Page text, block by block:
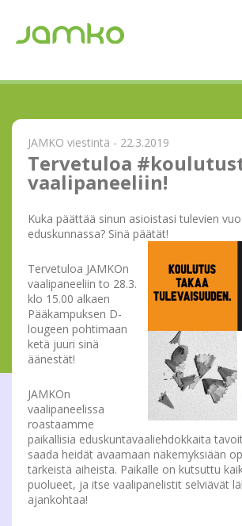
JAMKO viestintä - 22.3.2019
Tervetuloa
vaalipaneeliin!
Kuka päättää sinun asioistasi tulevien
eduskunnassa? Sinä päätät!
Tervetuloa JAMKOn
vaalipaneeliin to 28.3.
klo 15.00 alkaen
Pääkampuksen D-
lougeen pohtimaan
ketä juuri sinä
äänestät!
JAMKOn
vaalipaneelissa
roastaamme
paikallisia eduskuntavaaliehdokkaita
saada heidät avaamaan näkemyksiään
tärkeistä aiheista. Paikalle on kutsuttu
puolueet, ja itse vaalipanelistit selviävät
ajankohtaa!